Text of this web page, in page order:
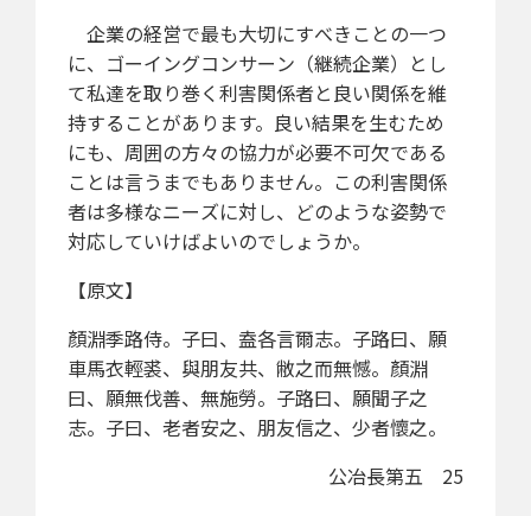
企業の経営で最も大切にすべきことの一つ
に、ゴーイングコンサーン（継続企業）とし
て私達を取り巻く利害関係者と良い関係を維
持することがあります。良い結果を生むため
にも、周囲の方々の協力が必要不可欠である
ことは言うまでもありません。この利害関係
者は多様なニーズに対し、どのような姿勢で
対応していけばよいのでしょうか。
【原文】
顏淵季路侍。子曰、盍各言爾志。子路曰、願
車馬衣輕裘、與朋友共、敝之而無憾。顏淵
曰、願無伐善、無施勞。子路曰、願聞子之
志。子曰、老者安之、朋友信之、少者懷之。
公冶長第五 25